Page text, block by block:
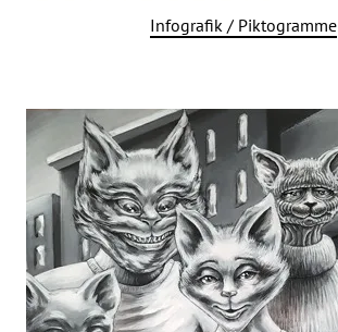
Infografik / Piktogramme